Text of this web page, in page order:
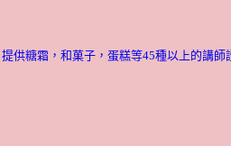
提供糖霜，和菓子，蛋糕等45種以上的講